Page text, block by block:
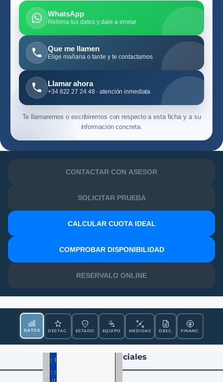
WhatsApp
Rellena tus datos y dale a enviar
Que me llamen
Elige mañana o tarde y te contactamos
Llamar ahora
+34 822 27 24 48 · atención inmediata
Te llamaremos o escribiremos con respecto a esta ficha y a su
información concreta.
CONTACTAR CON ASESOR
SOLICITAR PRUEBA
CALCULAR CUOTA IDEAL
COMPROBAR DISPONIBILIDAD
RESÉRVALO ONLINE
DATOS DESTAC. ESTADO EQUIPO MEDIDAS DESC. FINANC.
Datos Esenciales